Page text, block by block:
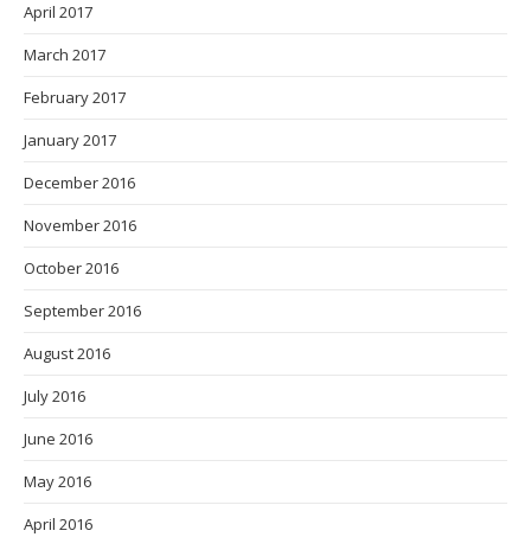
April 2017
March 2017
February 2017
January 2017
December 2016
November 2016
October 2016
September 2016
August 2016
July 2016
June 2016
May 2016
April 2016